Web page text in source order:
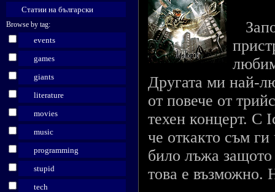
Статии на български
Browse by tag:
events
games
giants
literature
movies
music
programming
stupid
tech
Другата ми най-
от повече от
техен концерт. С
че откакто съм
било лъжа защото
това е възможно.